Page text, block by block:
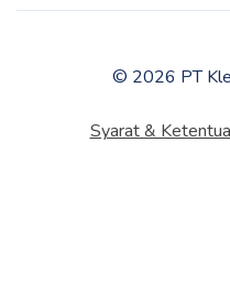
© 2026 PT
Syarat &